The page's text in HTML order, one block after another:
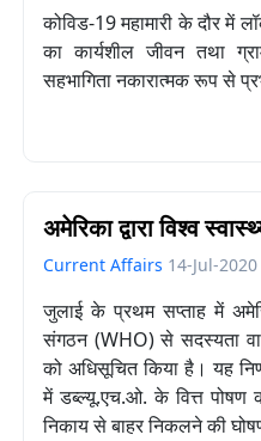
कोविड-19 महामारी के दौर में
का कार्यशील जीवन तथा
सहभागिता नकारात्मक रूप से
अमेरिका द्वारा विश्व
Current Affairs 14-Jul-2020
जुलाई के प्रथम सप्ताह में
संगठन (WHO) से सदस्यता
को अधिसूचित किया है। यह
में डब्ल्यू.एच.ओ. के वित्त पोषण
निकाय से बाहर निकलने की